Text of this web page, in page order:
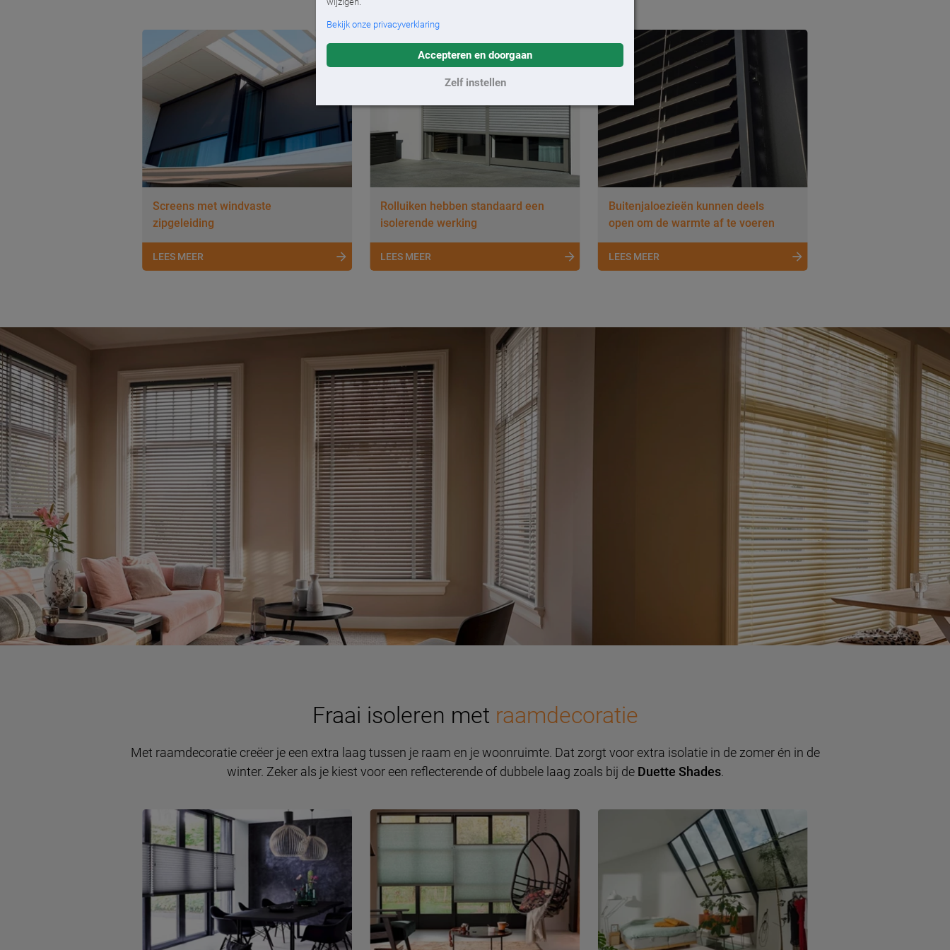
Bekijk onze privacyverklaring
Accepteren en doorgaan
Zelf instellen
Screens met windvaste
zipgeleiding
LEES MEER
Rolluiken hebben standaard een
isolerende werking
LEES MEER
Buitenjaloezieën kunnen deels
open om de warmte af te voeren
LEES MEER
Fraai isoleren met raamdecoratie
Met raamdecoratie creëer je een extra laag tussen je raam en je woonruimte. Dat zorgt voor extra isolatie in de zomer én in de
winter. Zeker als je kiest voor een reflecterende of dubbele laag zoals bij de Duette Shades.